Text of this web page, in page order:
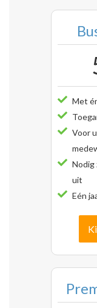
Met
Voor
Nodig
uit
Eén